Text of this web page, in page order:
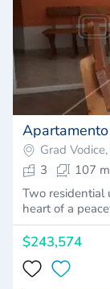
Grad
3
107
Two residential
heart of a
$243,574